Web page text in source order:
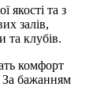
якості та з
залів,
та клубів.
комфорт
За бажанням